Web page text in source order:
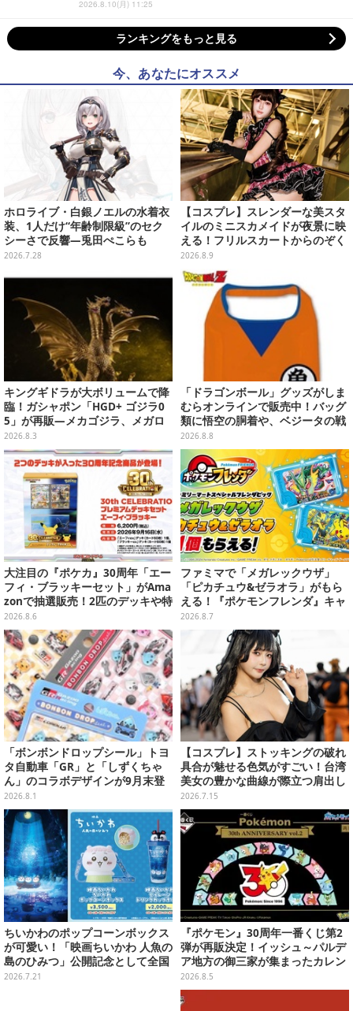
2026.8.10(月) 11:25
ランキングをもっと見る
今、あなたにオススメ
ホロライブ・白銀ノエルの水着衣
装、1人だけ“年齢制限級”のセク
シーさで反響―兎田ぺこらも
「こ、こんなことが許されていい
2026.7.28
【コスプレ】スレンダーな美スタ
イルのミニスカメイドが夜景に映
える！フリルスカートからのぞく
美太ももが眩しい台湾ガール【写
真10枚】
2026.8.9
キングギドラが大ボリュームで降
臨！ガシャポン「HGD+ ゴジラ0
5」が再販―メカゴジラ、メガロ
なども揃った全4種
2026.8.3
「ドラゴンボール」グッズがしま
むらオンラインで販売中！バッグ
類に悟空の胴着や、ベジータの戦
闘服を大胆デザイン
2026.8.8
大注目の『ポケカ』30周年「エー
フィ・ブラッキーセット」がAma
zonで抽選販売！2匹のデッキや特
別カードを収録
2026.8.6
ファミマで「メガレックウザ」
「ピカチュウ&ゼラオラ」がもら
える！『ポケモンフレンダ』キャ
ンペーンが8月11日開始
2026.8.7
「ボンボンドロップシール」トヨ
タ自動車「GR」と「しずくちゃ
ん」のコラボデザインが9月末登
場！くま吉らも描かれた全4柄
2026.8.1
【コスプレ】ストッキングの破れ
具合が魅せる色気がすごい！台湾
美女の豊かな曲線が際立つ肩出し
ファッションがセクシーだった
【写真9枚】
2026.7.15
ちいかわのポップコーンボックス
が可愛い！「映画ちいかわ 人魚の
島のひみつ」公開記念として全国
劇場で販売決定、セイレーンドリ
2026.7.21
『ポケモン』30周年一番くじ第2
弾が再販決定！イッシュ～パルデ
ア地方の御三家が集まったカレン
ダー、ぬいぐるみなど記念グッズ
盛りだくさん
2026.8.5